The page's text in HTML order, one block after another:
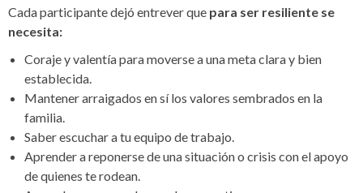
Cada participante dejó entrever que para ser resiliente se
necesita:
Coraje y valentía para moverse a una meta clara y bien
establecida.
Mantener arraigados en sí los valores sembrados en la
familia.
Saber escuchar a tu equipo de trabajo.
Aprender a reponerse de una situación o crisis con el apoyo
de quienes te rodean.